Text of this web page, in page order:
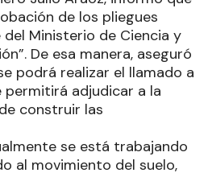
de los pliegues
Ministerio de Ciencia y
De esa manera, aseguró
podrá realizar el llamado a
adjudicar a la
construir las
se está trabajando
al movimiento del suelo,